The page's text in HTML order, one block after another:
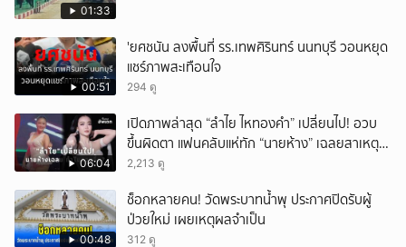
01:33
00:51
'ยศชนัน ลงพื้นที่ รร.เทพศิรินทร์ นนทบุรี วอนหยุด
แชร์ภาพสะเทือนใจ
294 ดู
06:04
เปิดภาพล่าสุด “ลำไย ไหทองคำ” เปลี่ยนไป! อวบ
ขึ้นผิดตา แฟนคลับแห่ทัก “นายห้าง” เฉลยสาเหตุ
ชัด!
2,213 ดู
00:48
ช็อกหลายคน! วัดพระบาทน้ำพุ ประกาศปิดรับผู้
ป่วยใหม่ เผยเหตุผลจำเป็น
312 ดู